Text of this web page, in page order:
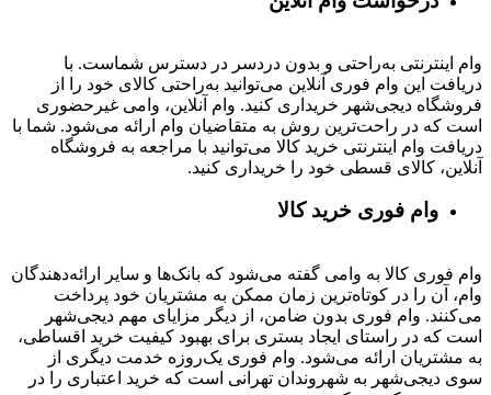
وام اینترنتی به‌راحتی و بدون دردسر در دسترس شماست. با
دریافت این وام فوری آنلاین می‌توانید به‌راحتی کالای خود را از
فروشگاه دیجی‌شهر خریداری کنید. وام آنلاین، وامی غیرحضوری
است که در راحت‌ترین روش به متقاضیان وام ارائه می‌شود. شما با
دریافت وام اینترنتی خرید کالا می‌توانید با مراجعه به فروشگاه
آنلاین، کالای قسطی خود را خریداری کنید.
وام فوری خرید کالا
وام فوری کالا به وامی گفته می‌شود که بانک‌ها و سایر ارائه‌دهندگان
وام، آن را در کوتاه‌ترین زمان ممکن به مشتریان خود پرداخت
می‌کنند. وام فوری بدون ضامن، از دیگر مزایای مهم دیجی‌شهر
است که در راستای ایجاد بستری برای بهبود کیفیت خرید اقساطی،
به مشتریان ارائه می‌شود. وام فوری یک‌روزه خدمت دیگری از
سوی دیجی‌شهر به شهروندان تهرانی است که خرید اعتباری را در